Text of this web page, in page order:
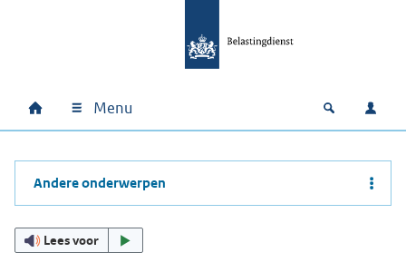
Hoofdnavigatie
Home Menu Open
Andere onderwerpen
Lees voor